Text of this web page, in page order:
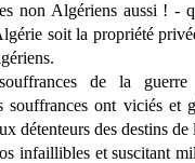
non Algériens aussi ! -
soit la propriété
de la guerre
souffrances ont viciés et
détenteurs des destins
infaillibles et suscitant